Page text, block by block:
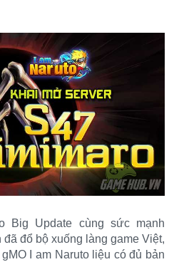
Big Update cùng sức mạnh
đổ bộ xuống làng game Việt,
I am Naruto liệu có đủ bản